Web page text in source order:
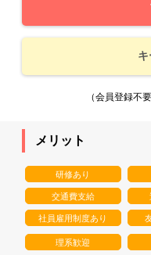
（会員登録不
メリット
研修あり
交通費支給
社員雇用制度あり
理系歓迎